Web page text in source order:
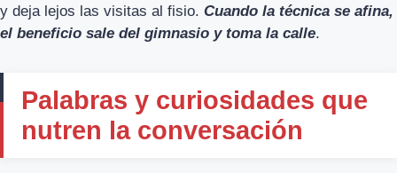
y deja lejos las visitas al fisio. Cuando la técnica se afina,
el beneficio sale del gimnasio y toma la calle.
Palabras y curiosidades que
nutren la conversación